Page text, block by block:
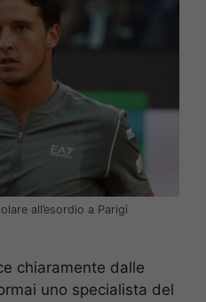
all’esordio a Parigi
chiaramente dalle
uno specialista del